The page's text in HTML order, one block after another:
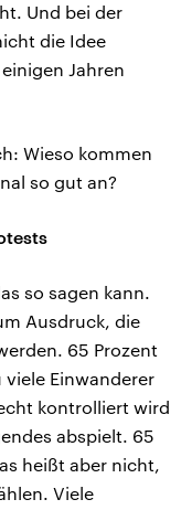
Und bei der
die Idee
Jahren
Wieso kommen
so gut an?
so sagen kann.
Ausdruck, die
65 Prozent
viele Einwanderer
kontrolliert wird
abspielt. 65
heißt aber nicht,
Viele